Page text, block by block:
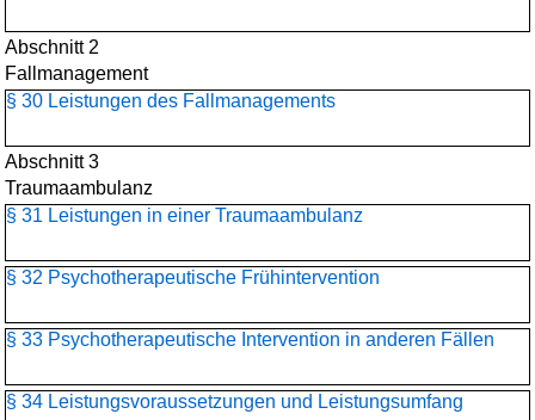
Abschnitt 2
Fallmanagement
§ 30 Leistungen des Fallmanagements
Abschnitt 3
Traumaambulanz
§ 31 Leistungen in einer Traumaambulanz
§ 32 Psychotherapeutische Frühintervention
§ 33 Psychotherapeutische Intervention in anderen Fällen
§ 34 Leistungsvoraussetzungen und Leistungsumfang